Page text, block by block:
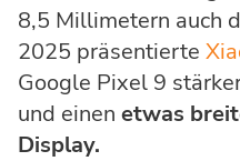
8,5 Millimetern auch
2025 präsentierte
Google Pixel 9
und einen etwas
Display.